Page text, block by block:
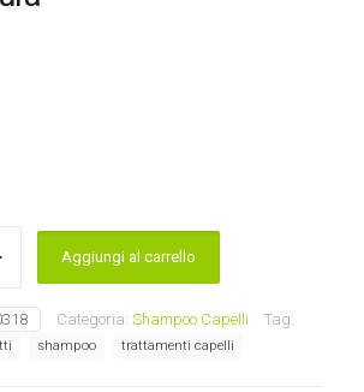
Aggiungi al carrello
Categoria: Shampoo Capelli Tag:
shampoo trattamenti capelli